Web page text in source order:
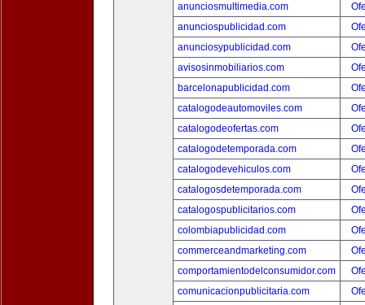
anunciosmultimedia.com
anunciospublicidad.com
anunciosypublicidad.com
avisosinmobiliarios.com
barcelonapublicidad.com
catalogodeautomoviles.com
catalogodeofertas.com
catalogodetemporada.com
catalogodevehiculos.com
catalogosdetemporada.com
catalogospublicitarios.com
colombiapublicidad.com
commerceandmarketing.com
comportamientodelconsumidor.com
comunicacionpublicitaria.com